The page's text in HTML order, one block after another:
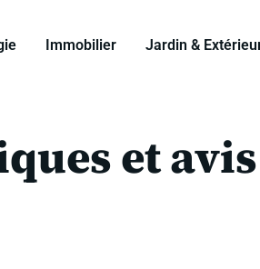
Immobilier Jardin &
et avis